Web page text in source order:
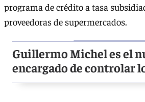
programa de crédito a tasa
proveedoras de supermercados.
Guillermo Michel es el
encargado de controlar